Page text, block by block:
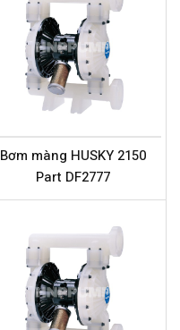
Bơm màng HUSKY 2150
Part DF2777